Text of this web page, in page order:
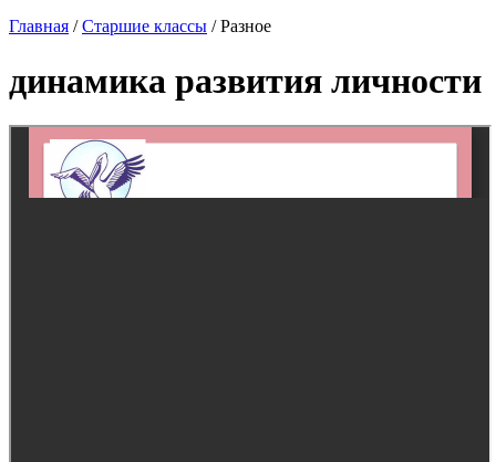
Главная /Старшие классы /Разное
динамика развития личности